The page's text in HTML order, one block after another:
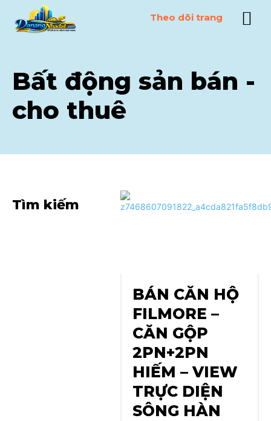
Theo dõi trang
Bất động sản bán -
cho thuê
Tìm kiếm
BÁN CĂN HỘ
FILMORE –
CĂN GỘP
2PN+2PN
HIẾM – VIEW
TRỰC DIỆN
SÔNG HÀN